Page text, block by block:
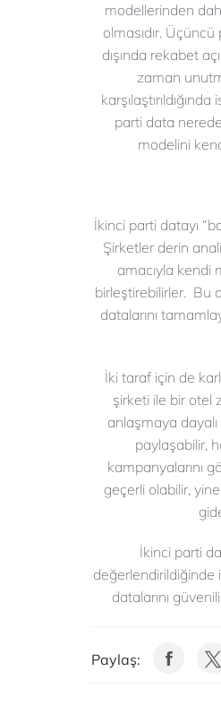
modellerinden
olmasıdır.
dışında rekabet
zaman
parti data
modelini
İkinci parti datayı
Şirketler derin
amacıyla kendi
birleştirebilirler. Bu
datalarını
İki taraf için de
şirketi ile bir otel
anlaşmaya
paylaşabilir,
kampanyalarını
geçerli olabilir,
İkinci parti
değerlendirildiğinde
datalarını
Paylaş: